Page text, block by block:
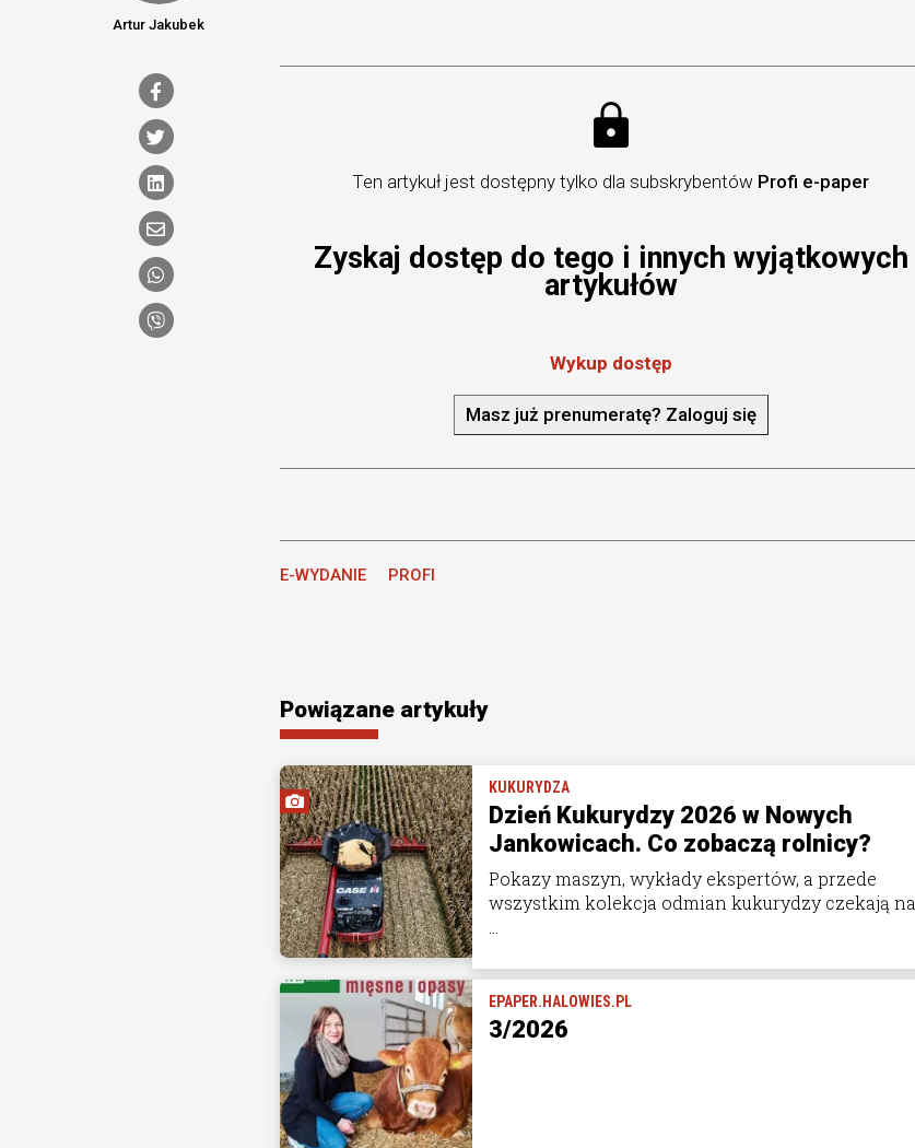
Artur Jakubek
Ten artykuł jest dostępny tylko dla subskrybentów Profi e-paper
Zyskaj dostęp do tego i innych wyjątkowych
artykułów
Wykup dostęp
Masz już prenumeratę? Zaloguj się
E-WYDANIE PROFI
Powiązane artykuły
KUKURYDZA
Dzień Kukurydzy 2026 w Nowych
Jankowicach. Co zobaczą rolnicy?
Pokazy maszyn, wykłady ekspertów, a przede
wszystkim kolekcja odmian kukurydzy czekają na
EPAPER.HALOWIES.PL
3/2026